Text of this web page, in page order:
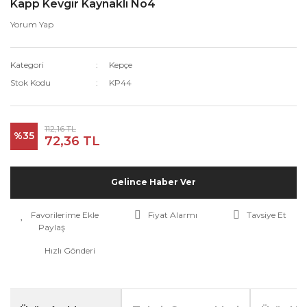
Kapp Kevgir Kaynaklı No4
Yorum Yap
Kategori
Kepçe
Stok Kodu
KP44
%35
112,16 TL
72,36 TL
Gelince Haber Ver
Fiyat Alarmı
Tavsiye Et
Paylaş
Hızlı Gönderi